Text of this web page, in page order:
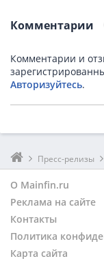
Комментарии
Комментарии и
Авторизуйтесь.
Пресс-релизы
О Mainfin.ru
Реклама на сайте
Контакты
Политика
Карта сайта